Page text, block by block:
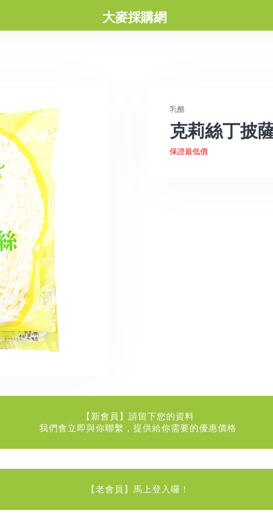
大麥採購網
乳酪
克莉絲丁披
保證最低價
【新會員】請留下您的資料
我們會立即與你聯繫，提供給你需要的優惠價格
【老會員】馬上登入囉！